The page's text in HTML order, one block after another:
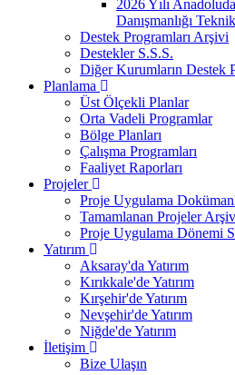
2026 Yılı
Danışmanlığı
Destek Programları Arşivi
Destekler S.S.S.
Diğer Kurumların Destek
Planlama
Üst Ölçekli Planlar
Orta Vadeli Programlar
Bölge Planları
Çalışma Programları
Faaliyet Raporları
Projeler
Proje Uygulama
Tamamlanan Projeler
Proje Uygulama Dönemi
Yatırım
Aksaray'da Yatırım
Kırıkkale'de Yatırım
Kırşehir'de Yatırım
Nevşehir'de Yatırım
Niğde'de Yatırım
İletişim
Bize Ulaşın